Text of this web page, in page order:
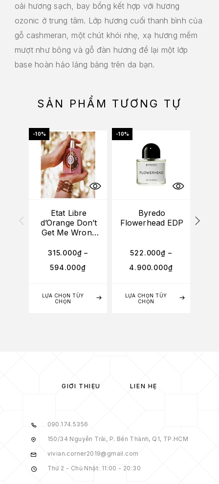
oải hương sạch, bay bổng kết hợp với hương
ozonic ở trung tâm. Lớp hương cuối thanh bình của
gỗ cashmeran, một chút khói nhẹ, xạ hương mềm
mượt như bông và gỗ đàn hương để lại một lớp
base hoàn hảo lảng bảng trên da bạn.
SẢN PHẨM TƯƠNG TỰ
-10%
LỰA CHỌN TÙY
CHỌN
Etat Libre
d’Orange Don’t
Get Me Wrong
EDP
315.000₫ –
594.000₫
-10%
LỰA CHỌN TÙY
CHỌN
Byredo
Flowerhead EDP
522.000₫ –
4.900.000₫
GIỚI THIỆU LIÊN HỆ
090.174.5356
150/34 Nguyễn Trãi, P. Bến Thành, Q1, TP.HCM
vivian.corner2019@gmail.com
Thứ 2 - Chủ Nhật: 11:00 - 20:30